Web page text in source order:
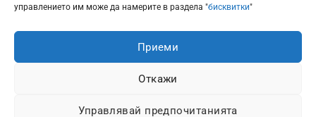
управлението им може да намерите в раздела "бисквитки"
Приеми
Откажи
Управлявай предпочитанията
Всички цени са с включено 20% ДДС